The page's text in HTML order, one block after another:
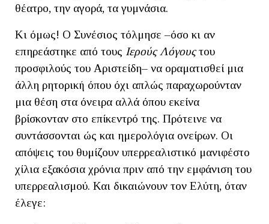
θέατρο, την αγορά, τα γυμνάσια.
Κι όμως! Ο Συνέσιος τόλμησε –όσο κι αν
επηρεάστηκε από τους Ιερούς Λόγουςτου
προσφιλούς του Αριστείδη– να οραματισθεί μια
άλλη ρητορική όπου όχι απλώς παραχωρούνταν
μια θέση στα όνειρα αλλά όπου εκείνα
βρίσκονταν στο επίκεντρό της. Πρότεινε να
συντάσσονται ώς και ημερολόγια ονείρων. Οι
απόψεις του θυμίζουν υπερρεαλιστικό μανιφέστο
χίλια εξακόσια χρόνια πριν από την εμφάνιση του
υπερρεαλισμού. Και δικαιώνουν τον Ελύτη, όταν
έλεγε: